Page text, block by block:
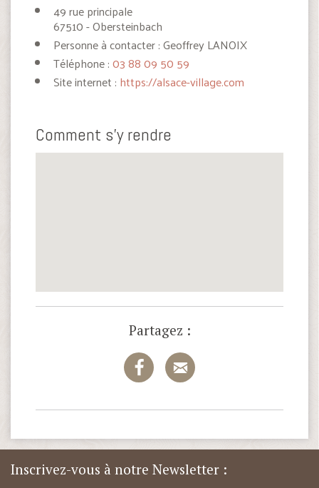
49 rue principale
67510 - Obersteinbach
Personne à contacter : Geoffrey LANOIX
Téléphone :03 88 09 50 59
Site internet : https://alsace-village.com
Comment s'y rendre
Partagez :
Inscrivez-vous à notre Newsletter :